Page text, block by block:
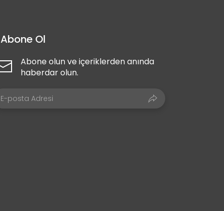
Abone Ol
Abone olun ve içeriklerden anında
haberdar olun.